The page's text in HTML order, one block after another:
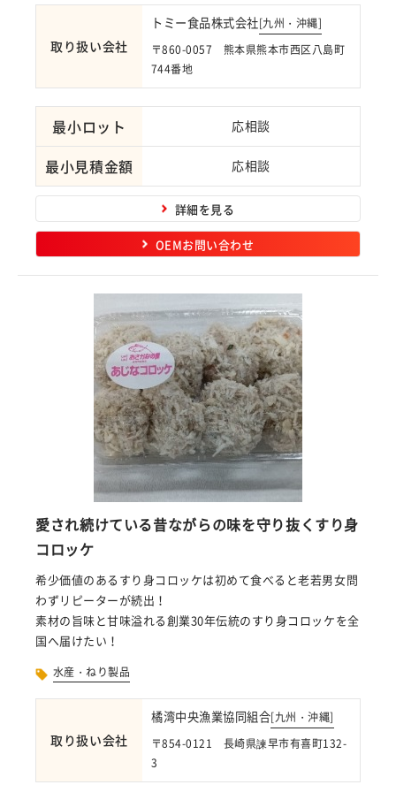
取り扱い会社
トミー食品株式会社[九州・沖縄]
〒860-0057 熊本県熊本市西区八島町
744番地
最小ロット 応相談
最小見積金額 応相談
詳細を見る
OEMお問い合わせ
愛され続けている昔ながらの味を守り抜くすり身
コロッケ
希少価値のあるすり身コロッケは初めて食べると老若男女問
わずリピーターが続出！
素材の旨味と甘味溢れる創業30年伝統のすり身コロッケを全
国へ届けたい！
水産・ねり製品
取り扱い会社
橘湾中央漁業協同組合[九州・沖縄]
〒854-0121 長崎県諫早市有喜町132-
3